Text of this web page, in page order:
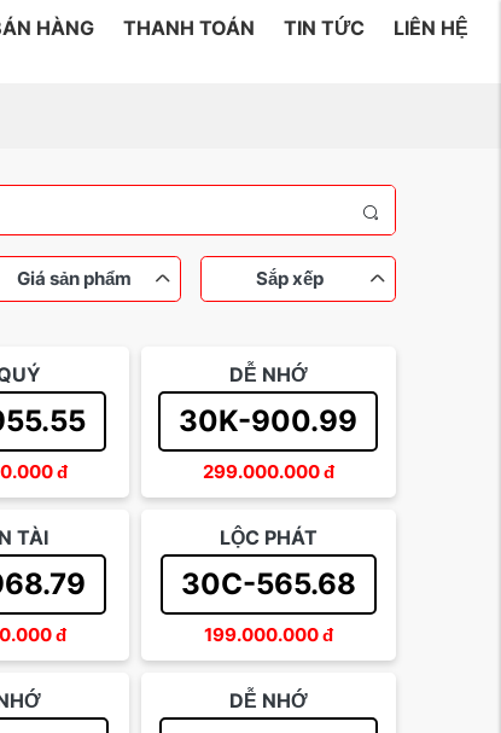
HÀNG THANH TOÁN TIN TỨC LIÊN HỆ
Tam hoa
Dễ nhớ
Giá sản phẩm
triệu
triệu
Sắp xếp
xếp theo tên Sắp xếp theo giá tăng dần
xếp theo giá giảm dần
đ
DỄ NHỚ
30K-900.99
299.000.000đ
TÀI
đ
LỘC PHÁT
30C-565.68
199.000.000đ
DỄ NHỚ